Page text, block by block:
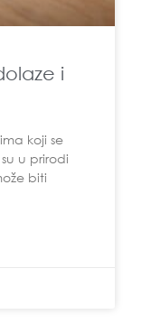
i
koji se
u prirodi
biti